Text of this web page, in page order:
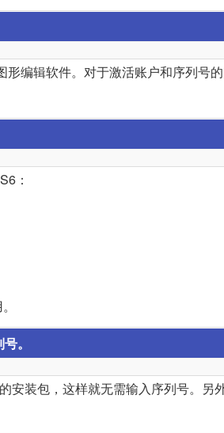
编辑软件。对于激活账户和序列号
：
。
装包，这样就无需输入序列号。另